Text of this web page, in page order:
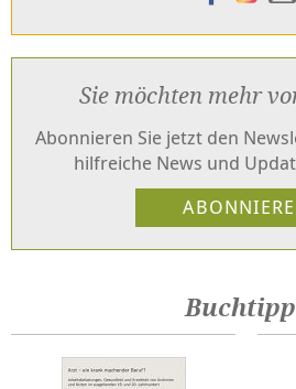
Sie möchten mehr
Abonnieren Sie jetzt den
hilfreiche News und